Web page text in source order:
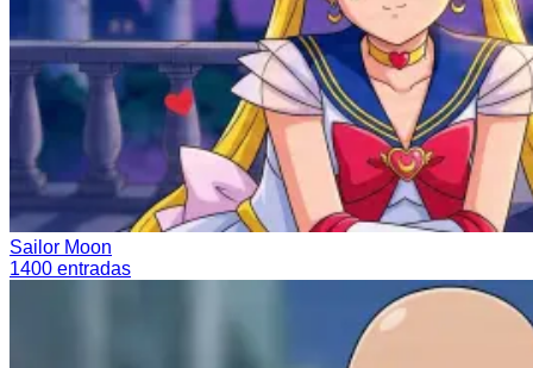
Sailor Moon
1400 entradas